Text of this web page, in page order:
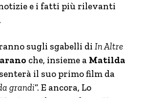
e i fatti più rilevanti
sugli sgabelli di In Altre
che, insieme a Matilda
il suo primo film da
grandi“. E ancora, Lo